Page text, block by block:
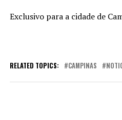
Exclusivo para a cidade de
RELATED TOPICS: CAMPINAS